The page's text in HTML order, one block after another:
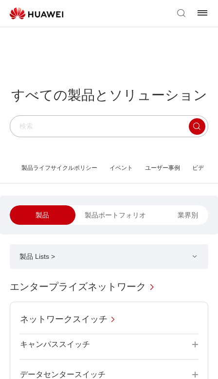
すべての製品とソリューション
製品ライフサイクルポリシー イベント ユーザー事例 ビデオラ
製品 製品ポートフォリオ 業界別
製品 Lists >
エンタープライズネットワーク
ネットワークスイッチ
キャンパススイッチ
データセンタースイッチ